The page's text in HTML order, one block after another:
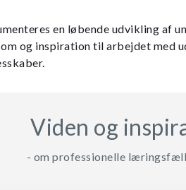
en løbende udvikling af
og inspiration til arbejdet med
Viden og
- om professionelle